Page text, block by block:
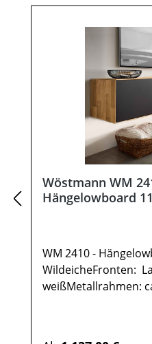
Wöstmann WM
Hängelowboard
WM 2410 -
WildeicheFronten:
weißMetallrahmen: